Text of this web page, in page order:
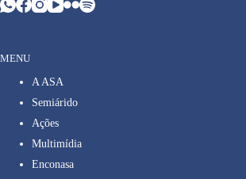
MENU
A ASA
Semiárido
Ações
Multimídia
Enconasa